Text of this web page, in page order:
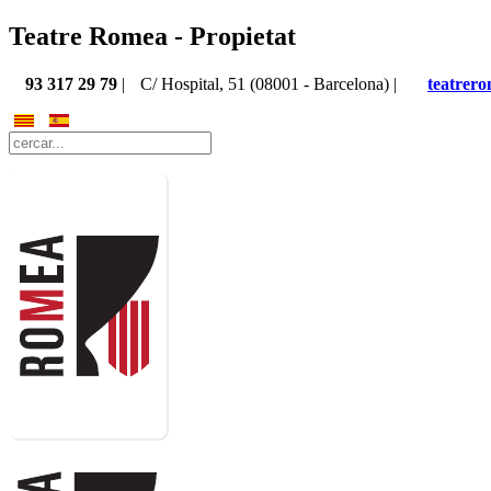
Teatre Romea - Propietat
93 317 29 79 | C/ Hospital, 51 (08001 - Barcelona) |